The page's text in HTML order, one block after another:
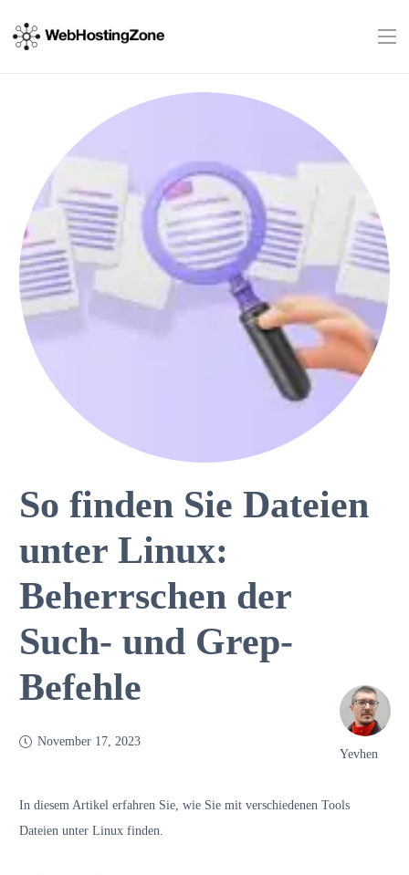
So finden Sie Dateien
unter Linux:
Beherrschen der
Such- und Grep-
Befehle
November 17, 2023
Yevhen
In diesem Artikel erfahren Sie, wie Sie mit verschiedenen Tools
Dateien unter Linux finden.